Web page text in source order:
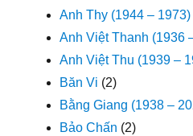
Anh Thy (1944 – 1973)
Anh Việt Thanh (1936
Anh Việt Thu (1939 –
Băn Vi (2)
Bằng Giang (1938 –
Bảo Chấn (2)